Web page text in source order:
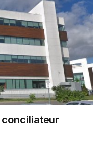
conciliateur